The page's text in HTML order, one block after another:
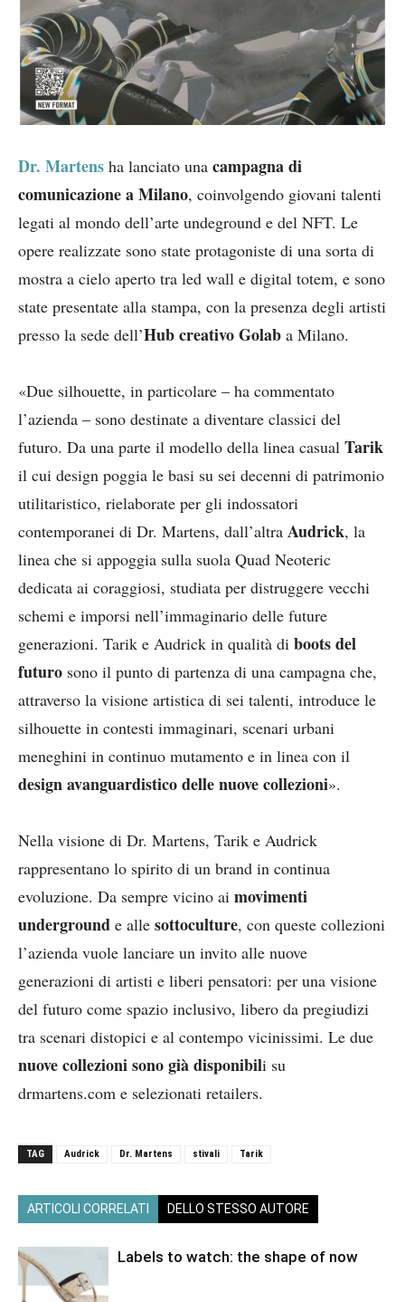
Dr. Martens ha lanciato una campagna di
comunicazione a Milano, coinvolgendo giovani talenti
legati al mondo dell’arte undeground e del NFT. Le
opere realizzate sono state protagoniste di una sorta di
mostra a cielo aperto tra led wall e digital totem, e sono
state presentate alla stampa, con la presenza degli artisti
presso la sede dell’Hub creativo Golab a Milano.
«Due silhouette, in particolare – ha commentato
l’azienda – sono destinate a diventare classici del
futuro. Da una parte il modello della linea casual Tarik
il cui design poggia le basi su sei decenni di patrimonio
utilitaristico, rielaborate per gli indossatori
contemporanei di Dr. Martens, dall’altra Audrick, la
linea che si appoggia sulla suola Quad Neoteric
dedicata ai coraggiosi, studiata per distruggere vecchi
schemi e imporsi nell’immaginario delle future
generazioni. Tarik e Audrick in qualità di boots del
futuro sono il punto di partenza di una campagna che,
attraverso la visione artistica di sei talenti, introduce le
silhouette in contesti immaginari, scenari urbani
meneghini in continuo mutamento e in linea con il
design avanguardistico delle nuove collezioni».
Nella visione di Dr. Martens, Tarik e Audrick
rappresentano lo spirito di un brand in continua
evoluzione. Da sempre vicino ai movimenti
underground e alle sottoculture, con queste collezioni
l’azienda vuole lanciare un invito alle nuove
generazioni di artisti e liberi pensatori: per una visione
del futuro come spazio inclusivo, libero da pregiudizi
tra scenari distopici e al contempo vicinissimi. Le due
nuove collezioni sono già disponibili su
drmartens.com e selezionati retailers.
TAG Audrick Dr. Martens stivali Tarik
ARTICOLI CORRELATI DELLO STESSO AUTORE
Labels to watch: the shape of now